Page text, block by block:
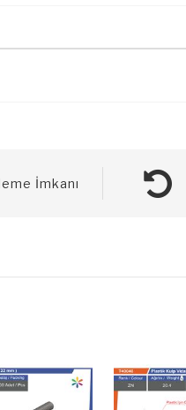
İmkanı